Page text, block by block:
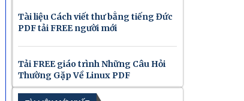
Tài liệu Cách viết thư bằng tiếng Đức
PDF tải FREE người mới
Tải FREE giáo trình Những Câu Hỏi
Thường Gặp Về Linux PDF